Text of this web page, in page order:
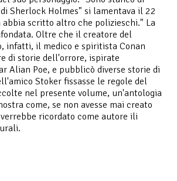
Sherlock Holmes" si lamentava il 22
abbia scritto altro che polizieschi." La
Oltre che il creatore del
infatti, il medico e spiritista Conan
di storie dell'orrore, ispirate
Alian Poe, e pubblicò diverse storie di
Stoker fissasse le regole del
nel presente volume, un'antologia
come, se non avesse mai creato
ricordato come autore ili